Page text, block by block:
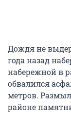
Дождя не
года назад
набережной в
обвалился
метров.
районе